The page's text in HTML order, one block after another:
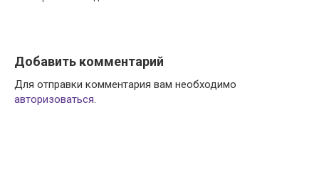
Добавить комментарий
Для отправки комментария вам необходимо
авторизоваться.